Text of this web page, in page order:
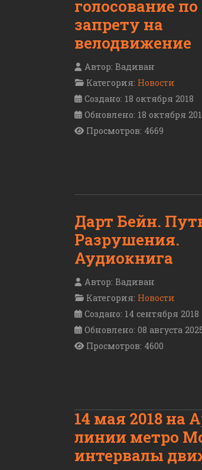
голосование по
запрету на
велодвижение
Автор: Вадиван
Категория: Новости
Создано: 18 октября 2018
Обновлено: 18 октября
Просмотров: 4669
Дарт Бейн.
Разрушения.
Аудиокнига
Автор: Вадиван
Категория: Новости
Создано: 14 сентября 2018
Обновлено: 08 августа
Просмотров: 4600
14 мая 2018 на
линии метро
интервалы